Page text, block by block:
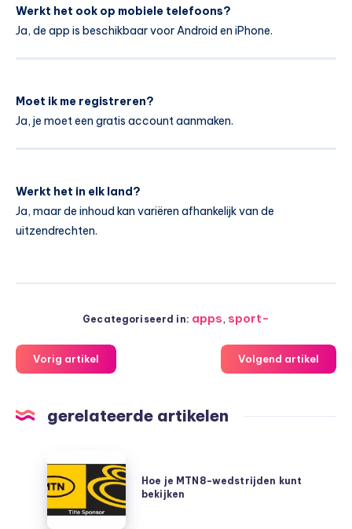
Werkt het ook op mobiele telefoons?
Ja, de app is beschikbaar voor Android en iPhone.
Moet ik me registreren?
Ja, je moet een gratis account aanmaken.
Werkt het in elk land?
Ja, maar de inhoud kan variëren afhankelijk van de
uitzendrechten.
Gecategoriseerd in: apps, sport-
Vorig artikel Volgend artikel
gerelateerde artikelen
je
MTN8-
wedstrijden
Hoe je MTN8-wedstrijden kunt
bekijken